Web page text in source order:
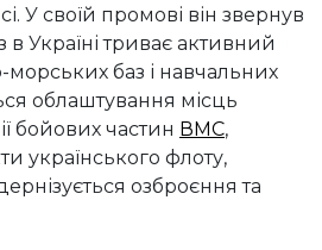
У своїй промові він звернув
в Україні триває активний
морських баз і навчальних
облаштування місць
бойових частин ВМС,
українського флоту,
озброєння та